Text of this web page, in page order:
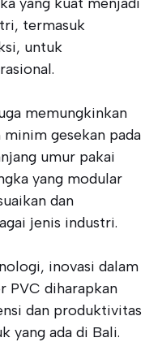
termasuk
untuk
memungkinkan
gesekan pada
umur pakai
yang modular
dan
jenis industri.
inovasi dalam
PVC diharapkan
dan produktivitas
yang ada di Bali.